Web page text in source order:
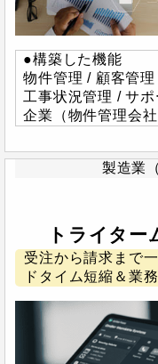
●構築した機能
物件管理 / 顧客管
工事状況管理 / サ
企業（物件管理会
製造業
トライタ
受注から請求まで
ドタイム短縮＆業